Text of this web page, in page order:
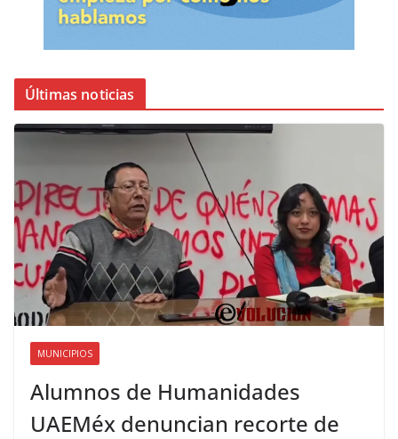
Últimas noticias
MUNICIPIOS
Alumnos de Humanidades
UAEMéx denuncian recorte de